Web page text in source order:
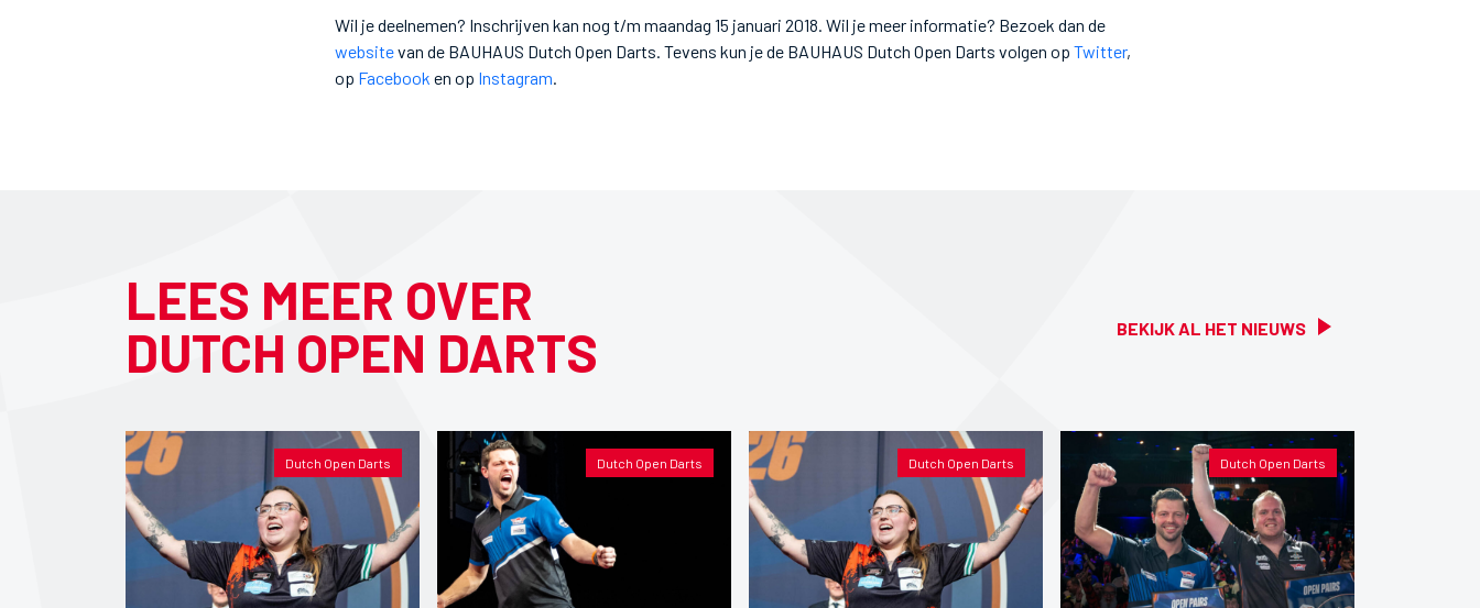
Wil je deelnemen? Inschrijven kan nog t/m maandag 15 januari 2018. Wil je meer informatie? Bezoek dan de
websitevan de BAUHAUS Dutch Open Darts. Tevens kun je de BAUHAUS Dutch Open Darts volgen op Twitter,
op Facebook en op Instagram
LEES MEER OVER
DUTCH OPEN DARTS
BEKIJK AL HET NIEUWS
Dutch Open Darts Dutch Open Darts Dutch Open Darts Dutch Open Darts